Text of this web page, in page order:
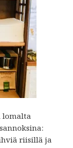
lomalta
riisillä ja